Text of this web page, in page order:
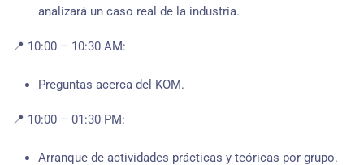
analizará un caso real de la industria.
📍 10:00 – 10:30 AM:
Preguntas acerca del KOM.
📍 10:00 – 01:30 PM:
Arranque de actividades prácticas y teóricas por grupo.